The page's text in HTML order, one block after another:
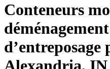
Conteneurs
d’entreposage